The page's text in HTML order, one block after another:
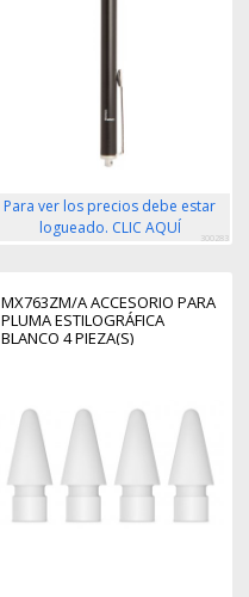
Para ver los precios debe estar
logueado. CLIC AQUÍ
300283
MX763ZM/A ACCESORIO PARA
PLUMA ESTILOGRÁFICA
BLANCO 4 PIEZA(S)